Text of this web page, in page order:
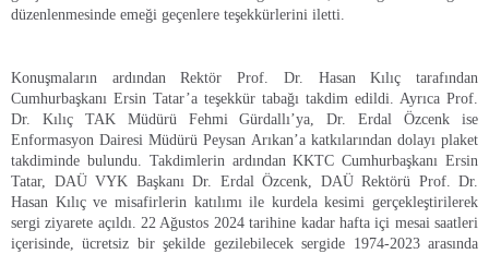
düzenlenmesinde emeği geçenlere teşekkürlerini iletti.
Konuşmaların ardından Rektör Prof. Dr. Hasan Kılıç tarafından
Cumhurbaşkanı Ersin Tatar’a teşekkür tabağı takdim edildi. Ayrıca Prof.
Dr. Kılıç TAK Müdürü Fehmi Gürdallı’ya, Dr. Erdal Özcenk ise
Enformasyon Dairesi Müdürü Peysan Arıkan’a katkılarından dolayı plaket
takdiminde bulundu. Takdimlerin ardından KKTC Cumhurbaşkanı Ersin
Tatar, DAÜ VYK Başkanı Dr. Erdal Özcenk, DAÜ Rektörü Prof. Dr.
Hasan Kılıç ve misafirlerin katılımı ile kurdela kesimi gerçekleştirilerek
sergi ziyarete açıldı. 22 Ağustos 2024 tarihine kadar hafta içi mesai saatleri
içerisinde, ücretsiz bir şekilde gezilebilecek sergide 1974-2023 arasında